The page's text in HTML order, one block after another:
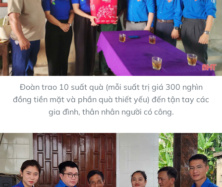
Đoàn trao 10 suất quà (mỗi suất trị giá 300 nghìn
đồng tiền mặt và phần quà thiết yếu) đến tận tay các
gia đình, thân nhân người có công.